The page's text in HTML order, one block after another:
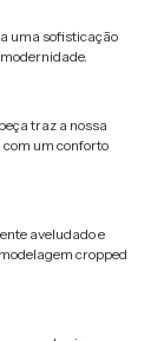
uma sofisticação
traz a nossa
um conforto
aveludado e
cropped